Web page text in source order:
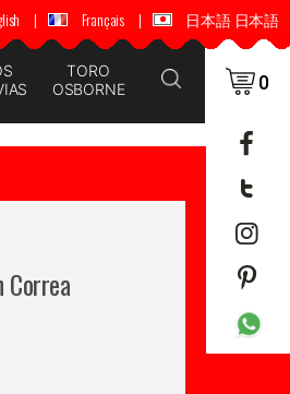
ENVÍOS A TODO EL MUNDO ✈️ 🌍
| Français | 日本語 日本語
TORO
OSBORNE
0
Correa